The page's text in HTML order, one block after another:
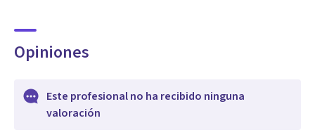
dedicada a crear un espacio de transformación, conexión y
crecimiento sostenible.
Opiniones
Este profesional no ha recibido ninguna
valoración